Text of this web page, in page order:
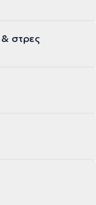
& στρες